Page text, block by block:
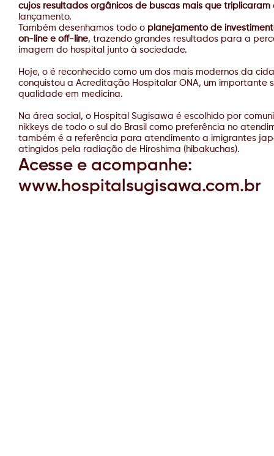
cujos resultados orgânicos de buscas mais que triplicaram
lançamento.
Também desenhamos todo o planejamento de
on-line e off-line, trazendo grandes resultados para a
imagem do hospital junto à sociedade.
Hoje, o é reconhecido como um dos mais modernos da
conquistou a Acreditação Hospitalar ONA, um importante
qualidade em medicina.
Na área social, o Hospital Sugisawa é escolhido por
nikkeys de todo o sul do Brasil como preferência no
também é a referência para atendimento a imigrantes
atingidos pela radiação de Hiroshima (hibakuchas).
Acesse e acompanhe:
www.hospitalsugisawa.com.br